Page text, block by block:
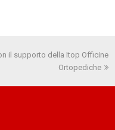
il supporto della Itop Officine
Ortopediche